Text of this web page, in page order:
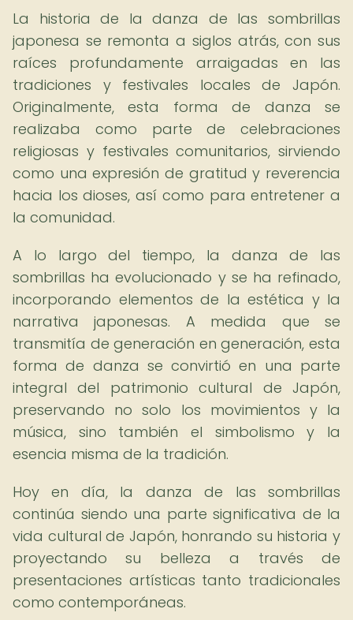
La historia de la danza de las sombrillas
japonesa se remonta a siglos atrás, con sus
raíces profundamente arraigadas en las
tradiciones y festivales locales de Japón.
Originalmente, esta forma de danza se
realizaba como parte de celebraciones
religiosas y festivales comunitarios, sirviendo
como una expresión de gratitud y reverencia
hacia los dioses, así como para entretener a
la comunidad.
A lo largo del tiempo, la danza de las
sombrillas ha evolucionado y se ha refinado,
incorporando elementos de la estética y la
narrativa japonesas. A medida que se
transmitía de generación en generación, esta
forma de danza se convirtió en una parte
integral del patrimonio cultural de Japón,
preservando no solo los movimientos y la
música, sino también el simbolismo y la
esencia misma de la tradición.
Hoy en día, la danza de las sombrillas
continúa siendo una parte significativa de la
vida cultural de Japón, honrando su historia y
proyectando su belleza a través de
presentaciones artísticas tanto tradicionales
como contemporáneas.